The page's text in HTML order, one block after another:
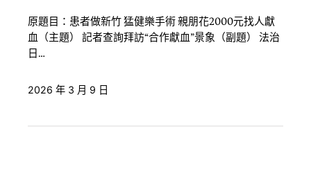
原題目：患者做新竹 猛健樂手術 親朋花2000元找人獻
血（主題） 記者查詢拜訪“合作獻血”景象（副題） 法治
日…
2026 年 3 月 9 日